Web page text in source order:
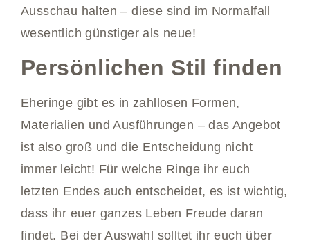
Ausschau halten – diese sind im Normalfall
wesentlich günstiger als neue!
Persönlichen Stil finden
Eheringe gibt es in zahllosen Formen,
Materialien und Ausführungen – das Angebot
ist also groß und die Entscheidung nicht
immer leicht! Für welche Ringe ihr euch
letzten Endes auch entscheidet, es ist wichtig,
dass ihr euer ganzes Leben Freude daran
findet. Bei der Auswahl solltet ihr euch über